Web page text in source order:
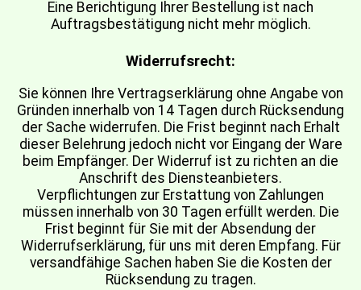
Eine Berichtigung Ihrer Bestellung ist nach
Auftragsbestätigung nicht mehr möglich.
Widerrufsrecht:
Sie können Ihre Vertragserklärung ohne Angabe von
Gründen innerhalb von 14 Tagen durch Rücksendung
der Sache widerrufen. Die Frist beginnt nach Erhalt
dieser Belehrung jedoch nicht vor Eingang der Ware
beim Empfänger. Der Widerruf ist zu richten an die
Anschrift des Diensteanbieters.
Verpflichtungen zur Erstattung von Zahlungen
müssen innerhalb von 30 Tagen erfüllt werden. Die
Frist beginnt für Sie mit der Absendung der
Widerrufserklärung, für uns mit deren Empfang. Für
versandfähige Sachen haben Sie die Kosten der
Rücksendung zu tragen.